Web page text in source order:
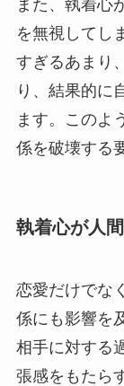
また、執着心
を無視してし
すぎるあまり
り、結果的に
ます。このよ
係を破壊する
執着心が人
恋愛だけでな
係にも影響を
相手に対する
張感をもたら